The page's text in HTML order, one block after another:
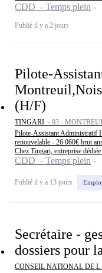
CDD - Temps plein
Publié il y a 2 jours
Pilote-
(H/F)
TINGARI - 93 -
Pilote-Assistant Administratif
renouvelable - 26 060€ brut
Chez Tingari, entreprise dédiée
CDD - Temps plein
Publié il y a 13 jours
Secrétaire -
dossiers pour
CONSEIL NATIONAL DE